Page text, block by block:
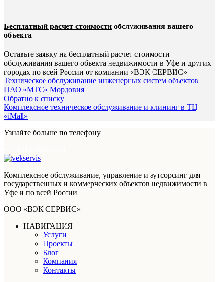
Бесплатный расчет стоимости обслуживания вашего
объекта
Оставьте заявку на бесплатный расчет стоимости
обслуживания вашего объекта недвижимости в Уфе и других
городах по всей России от компании «ВЭК СЕРВИС»
Техническое обслуживание инженерных систем объектов
ПАО «МТС» Мордовия
Обратно к списку
Комплексное техническое обслуживание и клининг в ТЦ
«iMall»
Узнайте больше по телефону
Комплексное обслуживание, управление и аутсорсинг для
государственных и коммерческих объектов недвижимости в
Уфе и по всей России
ООО «ВЭК СЕРВИС»
НАВИГАЦИЯ
Услуги
Проекты
Блог
Компания
Контакты